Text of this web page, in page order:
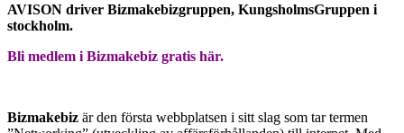
AVISON driver Bizmakebizgruppen, KungsholmsGruppen i
stockholm.
Bli medlem i Bizmakebiz gratis här.
Bizmakebiz är den första webbplatsen i sitt slag som tar termen